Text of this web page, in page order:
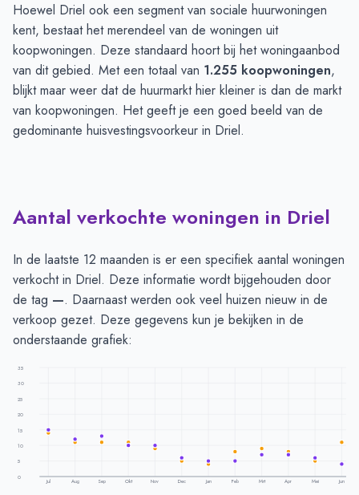
Hoewel Driel ook een segment van sociale huurwoningen
kent, bestaat het merendeel van de woningen uit
koopwoningen. Deze standaard hoort bij het woningaanbod
van dit gebied. Met een totaal van 1.255 koopwoningen,
blijkt maar weer dat de huurmarkt hier kleiner is dan de markt
van koopwoningen. Het geeft je een goed beeld van de
gedominante huisvestingsvoorkeur in Driel.
Aantal verkochte woningen in Driel
In de laatste 12 maanden is er een specifiek aantal woningen
verkocht in Driel. Deze informatie wordt bijgehouden door
de tag —. Daarnaast werden ook veel huizen nieuw in de
verkoop gezet. Deze gegevens kun je bekijken in de
onderstaande grafiek:
35
30
25
20
15
10
5
0
Jul Aug Sep Okt Nov Dec Jan Feb Mrt Apr Mei Jun